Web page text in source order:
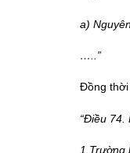
a)
…..”
Đồng thời
“Điều 74.
1.Trường